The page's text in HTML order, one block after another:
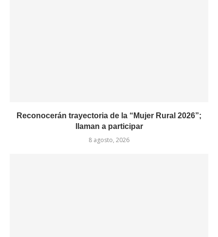
Reconocerán trayectoria de la “Mujer Rural 2026”;
llaman a participar
8 agosto, 2026